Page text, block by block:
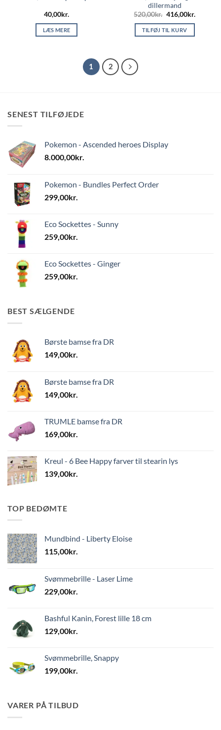
40,00kr.
LÆS MERE
dillermand
520,00kr. Den
oprindelige
pris
var:
416,00kr.Den
TILFØJ TIL KURV
1 2
SENEST TILFØJEDE
Pokemon - Ascended heroes Display
8.000,00kr.
Pokemon - Bundles Perfect Order
299,00kr.
Eco Sockettes - Sunny
259,00kr.
Eco Sockettes - Ginger
259,00kr.
BEST SÆLGENDE
Børste bamse fra DR
149,00kr.
Børste bamse fra DR
149,00kr.
TRUMLE bamse fra DR
169,00kr.
Kreul - 6 Bee Happy farver til stearin lys
139,00kr.
TOP BEDØMTE
Mundbind - Liberty Eloise
115,00kr.
Svømmebrille - Laser Lime
229,00kr.
Bashful Kanin, Forest lille 18 cm
129,00kr.
Svømmebrille, Snappy
199,00kr.
VARER PÅ TILBUD